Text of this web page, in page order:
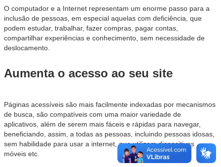
O computador e a Internet representam um enorme passo para a
inclusão de pessoas, em especial aquelas com deficiência, que
podem estudar, trabalhar, fazer compras, pagar contas,
compartilhar experiências e conhecimento, sem necessidade de
deslocamento.
Aumenta o acesso ao seu site
Páginas acessíveis são mais facilmente indexadas por mecanismos
de busca, são compatíveis com uma maior variedade de
aplicativos, além de serem mais fáceis e rápidas para navegar,
beneficiando, assim, a todas as pessoas, incluindo pessoas idosas,
sem habilidade para usar a internet, que utilizam dispositivos
móveis etc.